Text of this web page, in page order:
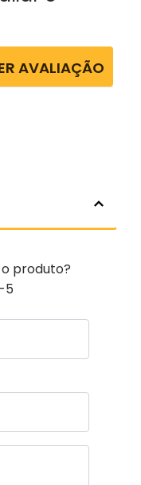
AVALIAÇÃO
produto?
5